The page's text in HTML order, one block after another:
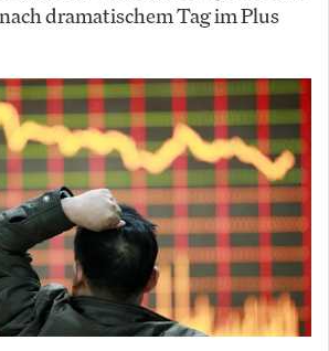
dramatischem Tag im Plus